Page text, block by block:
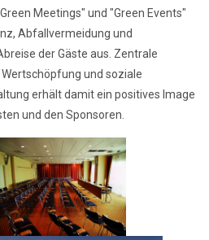
Meetings" und "Green Events"
Abfallvermeidung und
der Gäste aus. Zentrale
und soziale
erhält damit ein positives Image
und den Sponsoren.